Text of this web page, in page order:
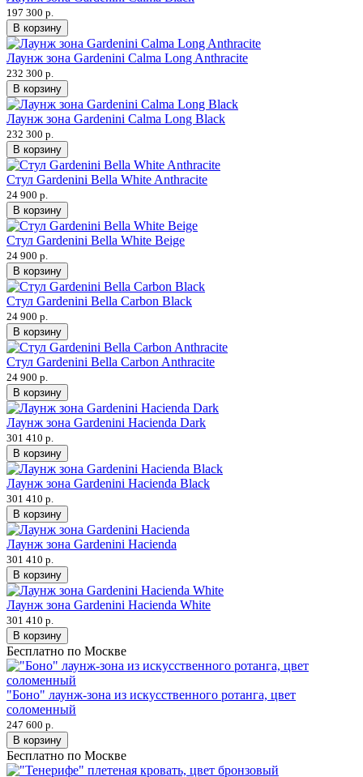
197 300 р.
В корзину
Лаунж зона Gardenini Calma Long Anthracite
232 300 р.
В корзину
Лаунж зона Gardenini Calma Long Black
232 300 р.
В корзину
Стул Gardenini Bella White Anthracite
24 900 р.
В корзину
Стул Gardenini Bella White Beige
24 900 р.
В корзину
Стул Gardenini Bella Carbon Black
24 900 р.
В корзину
Стул Gardenini Bella Carbon Anthracite
24 900 р.
В корзину
Лаунж зона Gardenini Hacienda Dark
301 410 р.
В корзину
Лаунж зона Gardenini Hacienda Black
301 410 р.
В корзину
Лаунж зона Gardenini Hacienda
301 410 р.
В корзину
Лаунж зона Gardenini Hacienda White
301 410 р.
В корзину
Бесплатно по Москве
"Боно" лаунж-зона из искусственного ротанга, цвет
соломенный
247 600 р.
В корзину
Бесплатно по Москве